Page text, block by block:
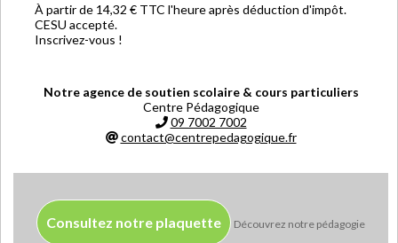
À partir de 14,32 € TTC l'heure après déduction d'impôt.
CESU accepté.
Inscrivez-vous !
Notre agence de soutien scolaire & cours particuliers
Centre Pédagogique
09 7002 7002
contact@centrepedagogique.fr
Consultez notre plaquette Découvrez notre pédagogie